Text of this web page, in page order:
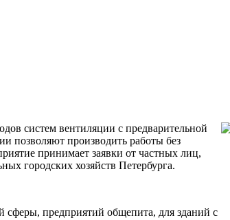
систем вентиляции с предварительной
позволяют производить работы без
принимает заявки от частных лиц,
городских хозяйств Петербурга.
сферы, предприятий общепита, для зданий с